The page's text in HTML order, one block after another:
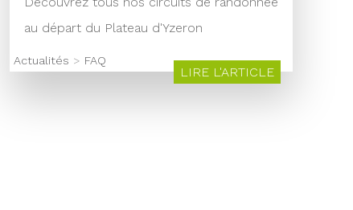
au départ du Plateau d'Yzeron
Actualités > FAQ
LIRE L'ARTICLE